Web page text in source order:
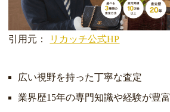
引用元： リカッチ公式HP
広い視野を持った丁寧な査定
業界歴15年の専門知識や経験が豊富